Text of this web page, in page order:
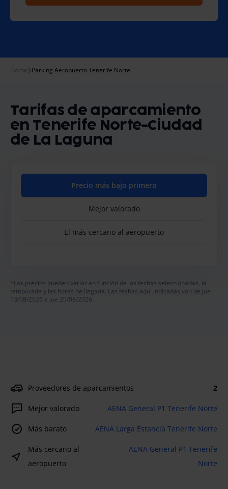
Home Parking Aeropuerto Tenerife Norte
Tarifas de aparcamiento
en Tenerife Norte-Ciudad
de La Laguna
Precio más bajo primero
Mejor valorado
El más cercano al aeropuerto
*Los precios pueden variar en función de las fechas seleccionadas, la
temporada y las horas de llegada. Las fechas aquí indicadas van de jue
13/08/2026 a jue 20/08/2026.
Proveedores de aparcamientos 2
Mejor valorado AENA General P1 Tenerife Norte
Más barato AENA Larga Estancia Tenerife Norte
Más cercano al
aeropuerto
AENA General P1 Tenerife
Norte